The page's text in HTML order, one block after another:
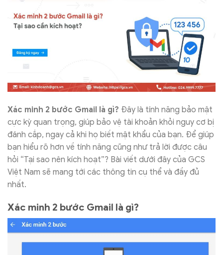
Xác minh 2 bước Gmail là gì? Đây là tính năng bảo mật
cực kỳ quan trọng, giúp bảo vệ tài khoản khỏi nguy cơ bị
đánh cắp, ngay cả khi họ biết mật khẩu của bạn. Để giúp
bạn hiểu rõ hơn về tính năng cũng như trả lời được câu
hỏi “Tại sao nên kích hoạt”? Bài viết dưới đây của GCS
Việt Nam sẽ mang tới các thông tin cụ thể và đầy đủ
nhất.
Xác minh 2 bước Gmail là gì?